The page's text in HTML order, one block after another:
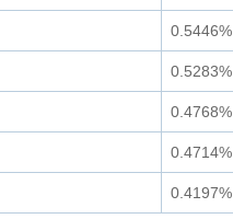
0.5446%
0.5283%
0.4768%
0.4714%
0.4197%